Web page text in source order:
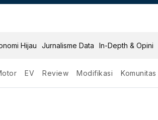
Hijau Jurnalisme Data In-Depth & Opini
EV Review Modifikasi Komunitas